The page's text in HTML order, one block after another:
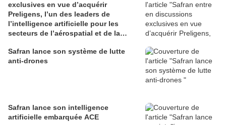
exclusives en vue d’acquérir
Preligens, l’un des leaders de
l’intelligence artificielle pour les
secteurs de l’aérospatial et de la
Safran lance son système de lutte
anti-drones
Safran lance son intelligence
artificielle embarquée ACE